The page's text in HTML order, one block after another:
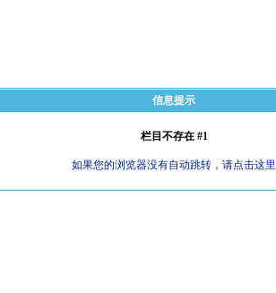
信息提示
栏目不存在 #1
如果您的浏览器没有自动跳转，请点击这里